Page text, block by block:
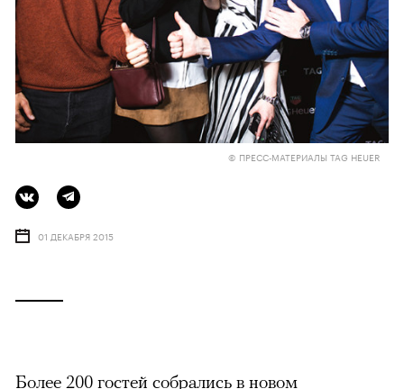
© ПРЕСС-МАТЕРИАЛЫ TAG HEUER
01 ДЕКАБРЯ 2015
Более 200 гостей собрались в новом